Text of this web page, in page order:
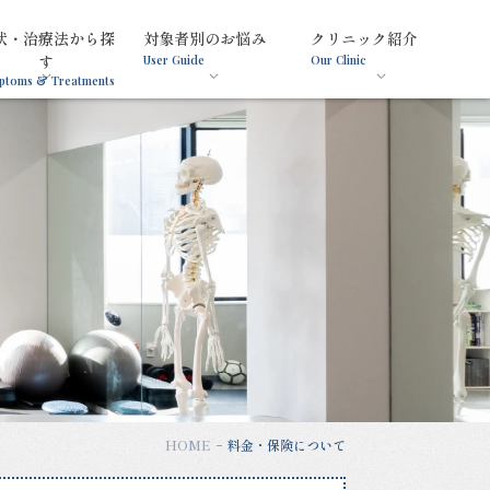
・治療法から探
す
& Treatments
対象者別のお悩み
User Guide
クリニック紹介
Our Clinic
HOME 料金・保険について